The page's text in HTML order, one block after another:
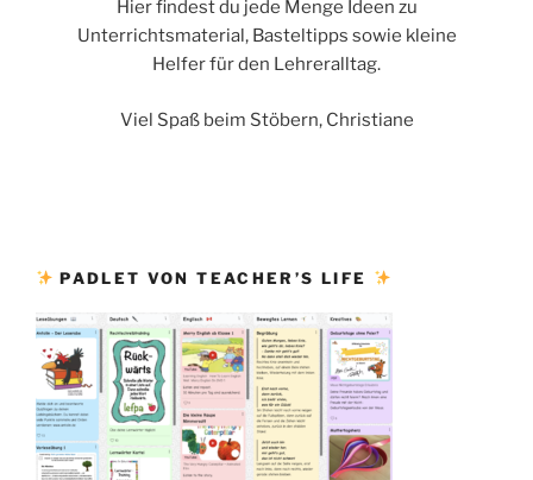
Hier findest du jede Menge Ideen zu
Unterrichtsmaterial, Basteltipps sowie kleine
Helfer für den Lehreralltag.
Viel Spaß beim Stöbern, Christiane
PADLET VON TEACHER’S LIFE